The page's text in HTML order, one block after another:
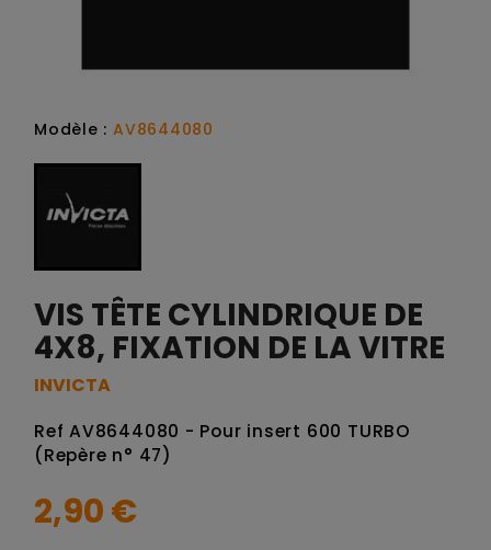
Modèle :AV8644080
VIS TÊTE CYLINDRIQUE DE
4X8, FIXATION DE LA VITRE
INVICTA
Ref AV8644080 - Pour insert 600 TURBO
(Repère n° 47)
2,90 €